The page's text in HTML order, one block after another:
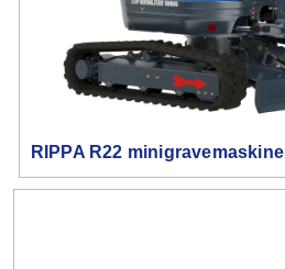
RIPPA R22 minigravemaskine